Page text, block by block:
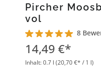
Pircher
vol
Durchschnittliche
8
14,49 €*
Inhalt:0.7 l (20,70 €* / 1 l)